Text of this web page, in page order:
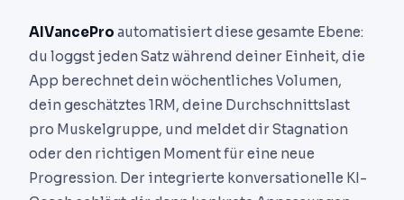
AIVancePro automatisiert diese gesamte Ebene:
du loggst jeden Satz während deiner Einheit, die
App berechnet dein wöchentliches Volumen,
dein geschätztes 1RM, deine Durchschnittslast
pro Muskelgruppe, und meldet dir Stagnation
oder den richtigen Moment für eine neue
Progression. Der integrierte konversationelle KI-